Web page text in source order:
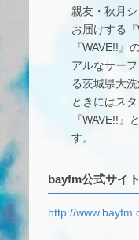
親友・秋月
お届けする『
『WAVE!!』
アルなサー
る茨城県大
ときにはス
『WAVE!!』
す。
bayfm公式サイト
http://